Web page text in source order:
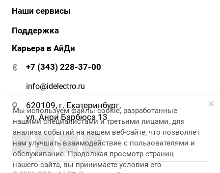
История
Сертификаты
АйДи-тур
Реквизиты
Наши сервисы
АйДи бизнес
АйДи-тур
ЭДО
Поддержка
Документация и ПО
Гарантия и сервис
Карьера в АйДи
+7 (343) 228-37-00
info@idelectro.ru
620109, г. Екатеринбург,
ул. Анри Барбюса 13
Мы используем файлы cookie, разработанные
нашими специалистами и третьими лицами, для
анализа событий на нашем веб-сайте, что позволяет
нам улучшать взаимодействие с пользователями и
обслуживание. Продолжая просмотр страниц
нашего сайта, вы принимаете условия его